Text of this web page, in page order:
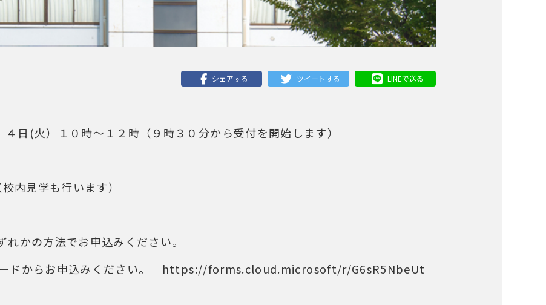
シェアする ツイートする LINEで送る
日(火）１０時～１２時（９時３０分から受付を開始します）
内見学も行います）
かの方法でお申込みください。
ドからお申込みください。 https://forms.cloud.microsoft/r/G6sR5NbeUt